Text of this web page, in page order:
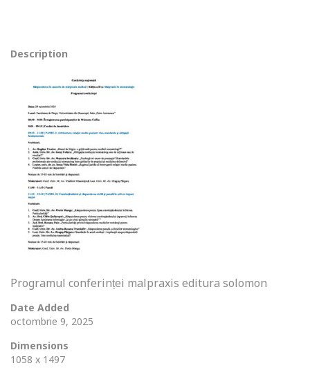
Description
Programul conferinței malpraxis editura solomon
Date Added
octombrie 9, 2025
Dimensions
1058 x 1497